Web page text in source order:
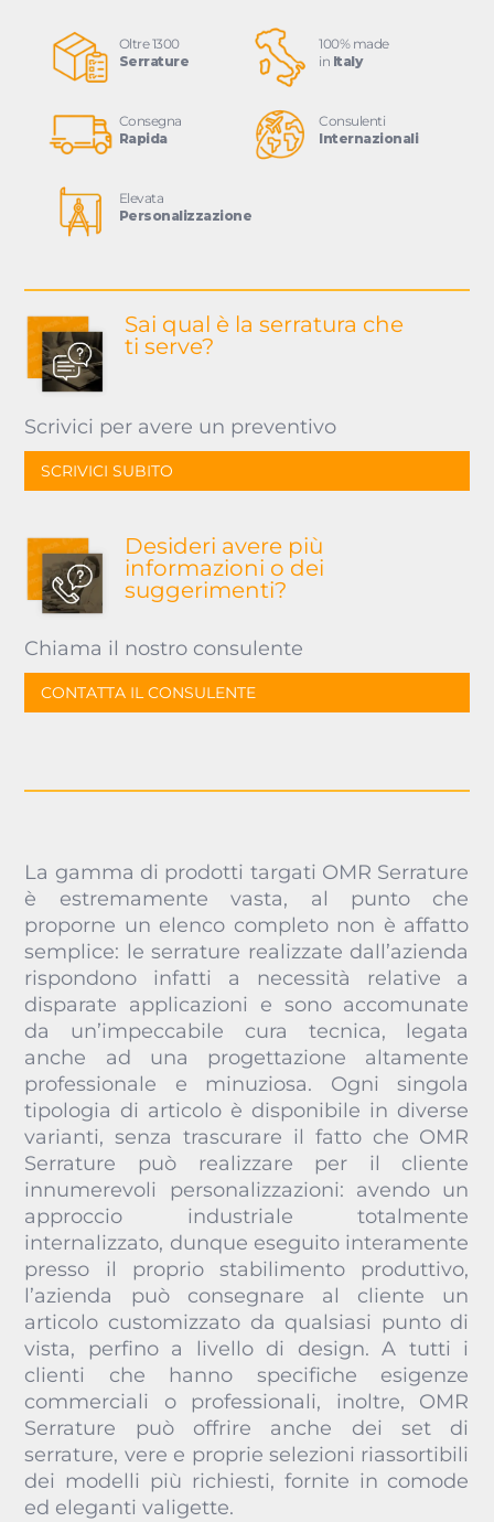
Oltre 1300
Serrature
100% made
in Italy
Consegna
Rapida
Consulenti
Internazionali
Elevata
Personalizzazione
Sai qual è la serratura che
ti serve?
Scrivici per avere un preventivo
SCRIVICI SUBITO
Desideri avere più
informazioni o dei
suggerimenti?
Chiama il nostro consulente
CONTATTA IL CONSULENTE
La gamma di prodotti targati OMR Serrature
è estremamente vasta, al punto che
proporne un elenco completo non è affatto
semplice: le serrature realizzate dall’azienda
rispondono infatti a necessità relative a
disparate applicazioni e sono accomunate
da un’impeccabile cura tecnica, legata
anche ad una progettazione altamente
professionale e minuziosa. Ogni singola
tipologia di articolo è disponibile in diverse
varianti, senza trascurare il fatto che OMR
Serrature può realizzare per il cliente
innumerevoli personalizzazioni: avendo un
approccio industriale totalmente
internalizzato, dunque eseguito interamente
presso il proprio stabilimento produttivo,
l’azienda può consegnare al cliente un
articolo customizzato da qualsiasi punto di
vista, perfino a livello di design. A tutti i
clienti che hanno specifiche esigenze
commerciali o professionali, inoltre, OMR
Serrature può offrire anche dei set di
serrature, vere e proprie selezioni riassortibili
dei modelli più richiesti, fornite in comode
ed eleganti valigette.